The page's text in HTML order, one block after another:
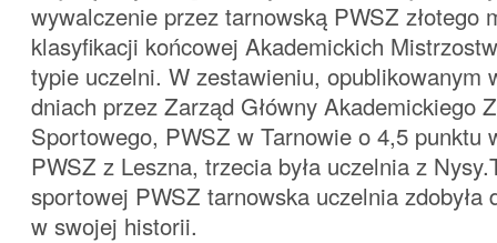
wywalczenie przez tarnowską PWSZ złotego
klasyfikacji końcowej Akademickich
typie uczelni. W zestawieniu, opublikowanym
dniach przez Zarząd Główny Akademickiego
Sportowego, PWSZ w Tarnowie o 4,5 punktu
PWSZ z Leszna, trzecia była uczelnia z
sportowej PWSZ tarnowska uczelnia zdobyła
w swojej historii.